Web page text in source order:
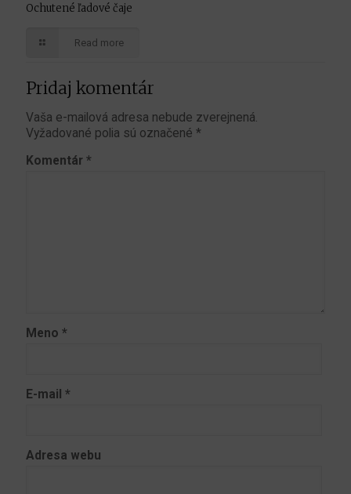
Ochutené ľadové čaje
Read more
Pridaj komentár
Vaša e-mailová adresa nebude zverejnená.
Vyžadované polia sú označené *
Komentár *
Meno *
E-mail *
Adresa webu